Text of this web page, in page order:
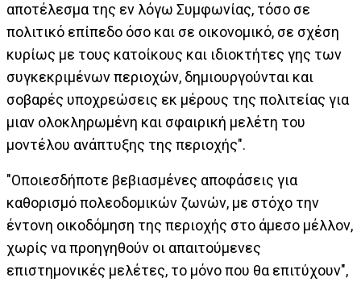
αποτέλεσμα της εν λόγω Συμφωνίας, τόσο σε
πολιτικό επίπεδο όσο και σε οικονομικό, σε σχέση
κυρίως με τους κατοίκους και ιδιοκτήτες γης των
συγκεκριμένων περιοχών, δημιουργούνται και
σοβαρές υποχρεώσεις εκ μέρους της πολιτείας για
μιαν ολοκληρωμένη και σφαιρική μελέτη του
μοντέλου ανάπτυξης της περιοχής".
"Οποιεσδήποτε βεβιασμένες αποφάσεις για
καθορισμό πολεοδομικών ζωνών, με στόχο την
έντονη οικοδόμηση της περιοχής στο άμεσο μέλλον,
χωρίς να προηγηθούν οι απαιτούμενες
επιστημονικές μελέτες, το μόνο που θα επιτύχουν",